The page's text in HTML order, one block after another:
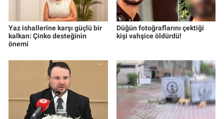
Yaz ishallerine karşı güçlü bir
kalkan: Çinko desteğinin
önemi
Düğün fotoğraflarını çektiği
kişi vahşice öldürdü!